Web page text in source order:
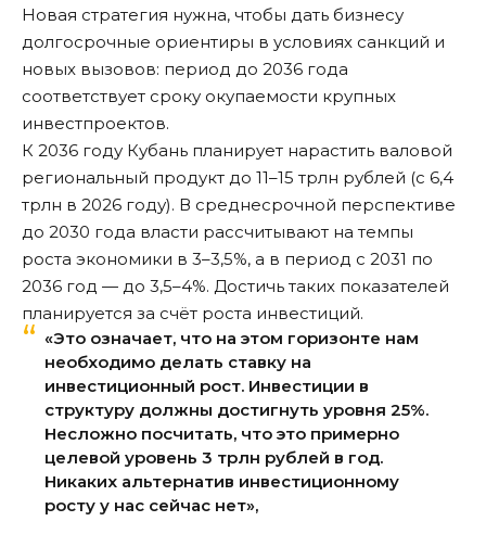
Новая стратегия нужна, чтобы дать бизнесу
долгосрочные ориентиры в условиях санкций и
новых вызовов: период до 2036 года
соответствует сроку окупаемости крупных
инвестпроектов.
К 2036 году Кубань планирует нарастить валовой
региональный продукт до 11–15 трлн рублей (с 6,4
трлн в 2026 году). В среднесрочной перспективе
до 2030 года власти рассчитывают на темпы
роста экономики в 3–3,5%, а в период с 2031 по
2036 год — до 3,5–4%. Достичь таких показателей
планируется за счёт роста инвестиций.
«Это означает, что на этом горизонте нам
необходимо делать ставку на
инвестиционный рост. Инвестиции в
структуру должны достигнуть уровня 25%.
Несложно посчитать, что это примерно
целевой уровень 3 трлн рублей в год.
Никаких альтернатив инвестиционному
росту у нас сейчас нет»,